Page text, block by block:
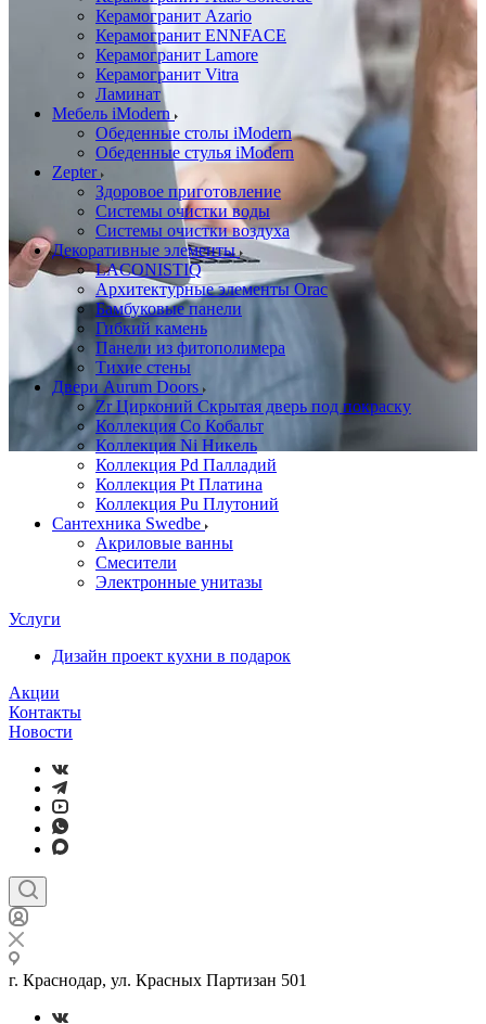
Керамогранит Azario
Керамогранит ENNFACE
Керамогранит Lamore
Керамогранит Vitra
Ламинат
Мебель iModern
Обеденные столы iModern
Обеденные стулья iModern
Zepter
Здоровое приготовление
Системы очистки воды
Системы очистки воздуха
Декоративные элементы
LACONISTIQ
Архитектурные элементы Orac
Бамбуковые панели
Гибкий камень
Панели из фитополимера
Тихие стены
Двери Aurum Doors
Zr Цирконий Скрытая дверь под покраску
Коллекция Co Кобальт
Коллекция Ni Никель
Коллекция Pd Палладий
Коллекция Pt Платина
Коллекция Pu Плутоний
Сантехника Swedbe
Акриловые ванны
Смесители
Электронные унитазы
Услуги
Дизайн проект кухни в подарок
Акции
Контакты
Новости
г. Краснодар, ул. Красных Партизан 501